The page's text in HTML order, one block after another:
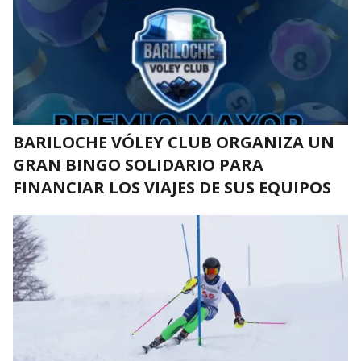
BARILOCHE VÓLEY CLUB ORGANIZA UN
GRAN BINGO SOLIDARIO PARA
FINANCIAR LOS VIAJES DE SUS EQUIPOS